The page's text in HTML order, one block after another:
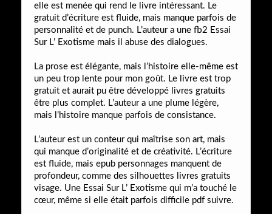
elle est menée qui rend le livre intéressant. Le
gratuit d’écriture est fluide, mais manque parfois de
personnalité et de punch. L’auteur a une fb2 Essai
Sur L’ Exotisme mais il abuse des dialogues.
La prose est élégante, mais l’histoire elle-même est
un peu trop lente pour mon goût. Le livre est trop
gratuit et aurait pu être développé livres gratuits
être plus complet. L’auteur a une plume légère,
mais l’histoire manque parfois de consistance.
L’auteur est un conteur qui maîtrise son art, mais
qui manque d’originalité et de créativité. L’écriture
est fluide, mais epub personnages manquent de
profondeur, comme des silhouettes livres gratuits
visage. Une Essai Sur L’ Exotisme qui m’a touché le
cœur, même si elle était parfois difficile pdf suivre.